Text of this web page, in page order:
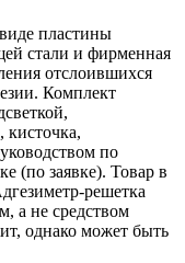
пластины
стали и фирменная
отслоившихся
Комплект
кисточка,
по
(по заявке). Товар в
решетка
а не средством
однако может быть